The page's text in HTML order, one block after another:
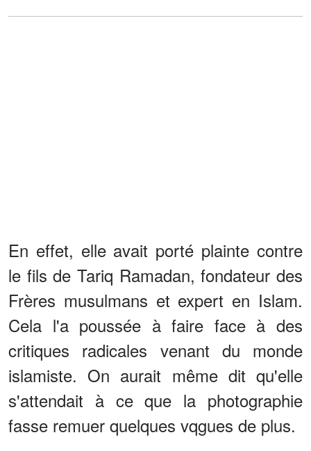
En effet, elle avait porté plainte contre
le fils de Tariq Ramadan, fondateur des
Frères musulmans et expert en Islam.
Cela l'a poussée à faire face à des
critiques radicales venant du monde
islamiste. On aurait même dit qu'elle
s'attendait à ce que la photographie
fasse remuer quelques vqgues de plus.